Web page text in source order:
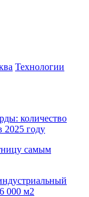
Технологии
количество
2025 году
самым
000 м2